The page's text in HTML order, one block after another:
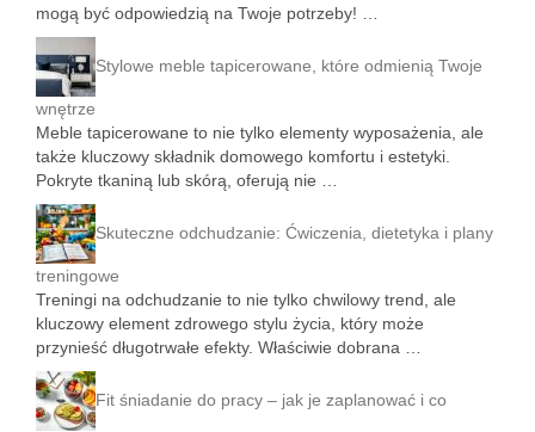
mogą być odpowiedzią na Twoje potrzeby! …
Stylowe meble tapicerowane, które odmienią Twoje
wnętrze
Meble tapicerowane to nie tylko elementy wyposażenia, ale
także kluczowy składnik domowego komfortu i estetyki.
Pokryte tkaniną lub skórą, oferują nie …
Skuteczne odchudzanie: Ćwiczenia, dietetyka i plany
treningowe
Treningi na odchudzanie to nie tylko chwilowy trend, ale
kluczowy element zdrowego stylu życia, który może
przynieść długotrwałe efekty. Właściwie dobrana …
Fit śniadanie do pracy – jak je zaplanować i co